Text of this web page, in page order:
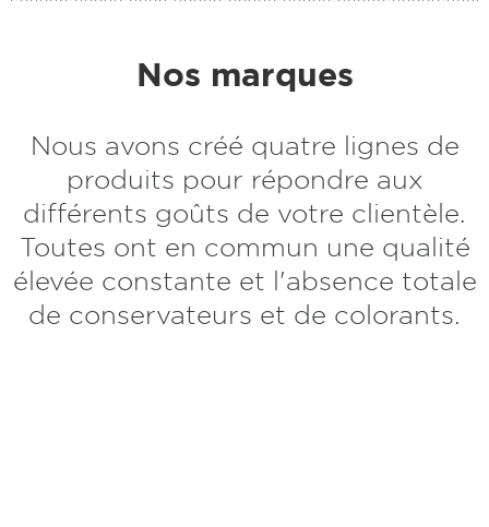
Nos marques
Nous avons créé quatre lignes de
produits pour répondre aux
différents goûts de votre clientèle.
Toutes ont en commun une qualité
élevée constante et l'absence totale
de conservateurs et de colorants.